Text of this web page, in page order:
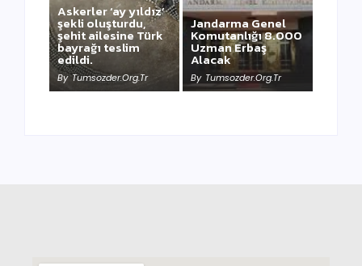
Askerler ‘ay yıldız’
şekli oluşturdu,
şehit ailesine Türk
bayrağı teslim
edildi.
By Tumsozder.org.tr
Jandarma Genel
Komutanlığı 8.000
Uzman Erbaş
Alacak
By Tumsozder.org.tr
NEWSWEEK’ iN
KAAN HABERİ
By Tumsozder.org.tr